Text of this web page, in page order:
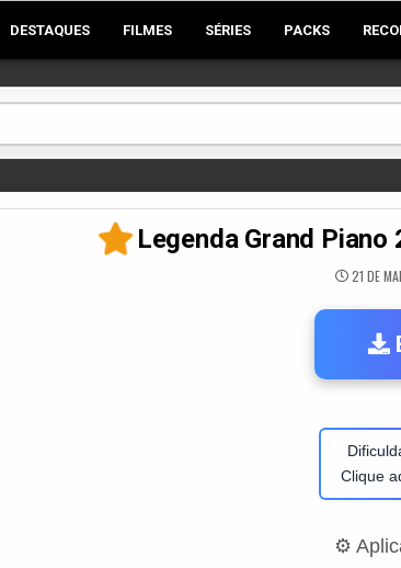
DESTAQUES FILMES SÉRIES PACKS
Legenda Grand Piano
21 DE
Clique
⚙️